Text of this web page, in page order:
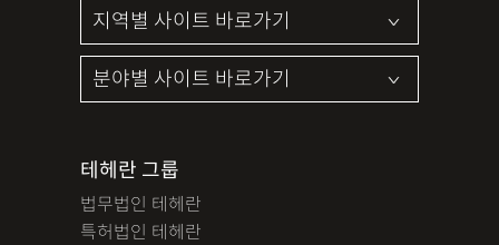
테헤란 그룹
법무법인 테헤란
특허법인 테헤란